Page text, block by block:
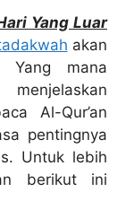
Yang Luar
akan
Yang mana
Al-Qur’an
pentingnya
Untuk lebih
berikut ini